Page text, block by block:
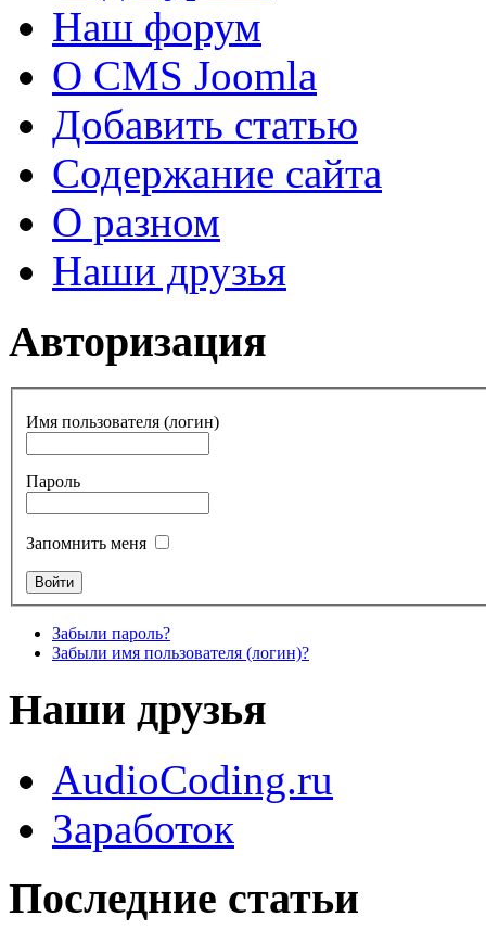
Наш форум
О CMS Joomla
Добавить статью
Содержание сайта
О разном
Наши друзья
Авторизация
Имя пользователя (логин)
Пароль
Запомнить меня
Забыли пароль?
Забыли имя пользователя (логин)?
Наши друзья
AudioCoding.ru
Заработок
Последние статьи